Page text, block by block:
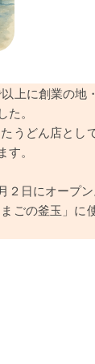
上に創業の地
た。
うどん店とし
。
日にオープン
ごの釜玉」に